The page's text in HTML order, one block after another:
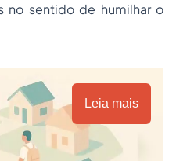
no sentido de humilhar o
Leia mais